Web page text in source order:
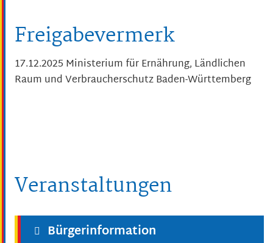
Freigabevermerk
17.12.2025 Ministerium für Ernährung, Ländlichen
Raum und Verbraucherschutz Baden-Württemberg
Veranstaltungen
Bürgerinformation